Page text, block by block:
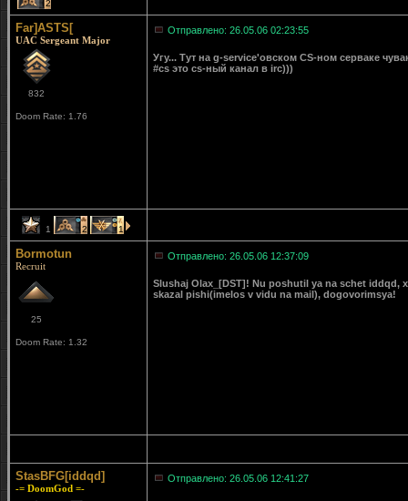
2
Far]ASTS[
UAC Sergeant Major
832
Doom Rate: 1.76
Отправлено: 26.05.06 02:23:55
Угу... Тут на g-service'овском CS-ном серваке
#cs это cs-ный канал в irc)))
1 2 1
Bormotun
Recruit
25
Doom Rate: 1.32
Отправлено: 26.05.06 12:37:09
Slushaj Olax_[DST]! Nu poshutil ya na schet iddqd,
skazal pishi(imelos v vidu na mail), dogovorimsya!
StasBFG[iddqd]
-= DoomGod =-
Отправлено: 26.05.06 12:41:27